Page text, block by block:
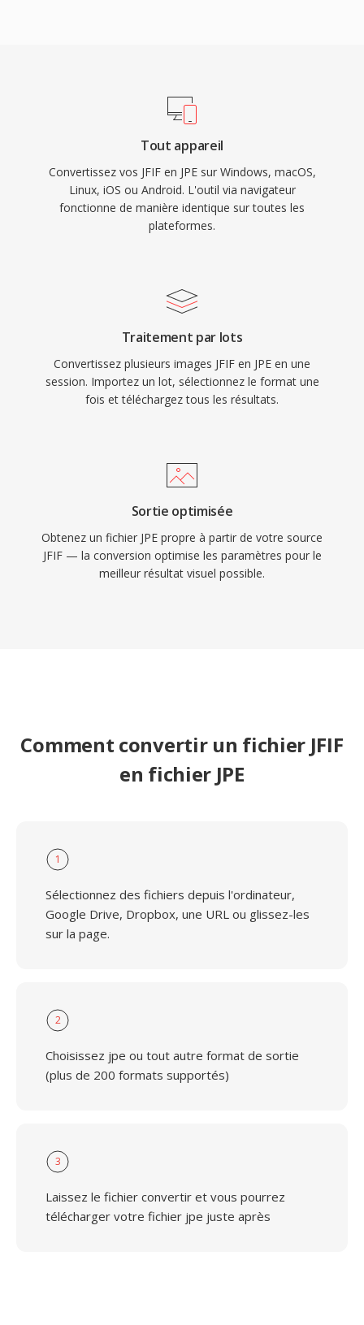
Tout appareil
Convertissez vos JFIF en JPE sur Windows, macOS,
Linux, iOS ou Android. L'outil via navigateur
fonctionne de manière identique sur toutes les
plateformes.
Traitement par lots
Convertissez plusieurs images JFIF en JPE en une
session. Importez un lot, sélectionnez le format une
fois et téléchargez tous les résultats.
Sortie optimisée
Obtenez un fichier JPE propre à partir de votre source
JFIF — la conversion optimise les paramètres pour le
meilleur résultat visuel possible.
Comment convertir un fichier JFIF
en fichier JPE
1
Sélectionnez des fichiers depuis l'ordinateur,
Google Drive, Dropbox, une URL ou glissez-les
sur la page.
2
Choisissez jpe ou tout autre format de sortie
(plus de 200 formats supportés)
3
Laissez le fichier convertir et vous pourrez
télécharger votre fichier jpe juste après